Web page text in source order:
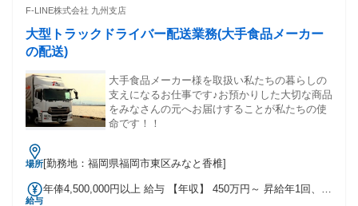
の場合、本人負担は2万円のみです！ ・20代～60代の女性活
育休はもちろん、「育児支援ダイヤ」という 短時間勤務もあ
ります！ ✅＜こんな方にオススメ！＞ ・送迎ドライバー、マ
どのご経験がある方 ・家事・育児と両立しながら働きたい方
・正社員として安定して働きたい方 年齢の条件と理由：あり
（例外事由1号・60歳未満（定年のため））
F-LINE株式会社 九州支店
大型トラックドライバー配送業務(大手食品メーカー
の配送)
大手食品メーカー様を取扱い私たちの暮らしの
支えになるお仕事です♪お預かりした大切な商品
をみなさんの元へお届けすることが私たちの使
命です！！
場所[勤務地：福岡県福岡市東区みなと香椎]
給与
年俸4,500,000円以上 給与 【年収】 450万円～ 昇給年1回、賞